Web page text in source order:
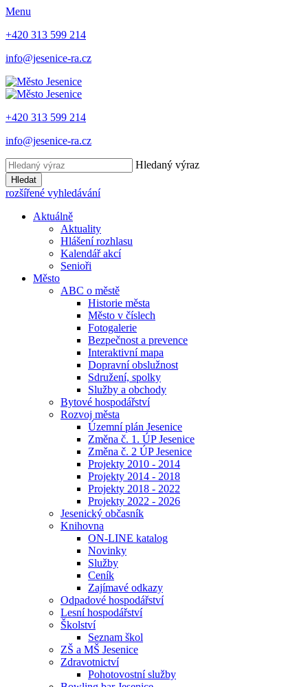
Menu
+420 313 599 214
info@jesenice-ra.cz
+420 313 599 214
info@jesenice-ra.cz
Hledaný výraz
Hledat
rozšířené vyhledávání
Aktuálně
Aktuality
Hlášení rozhlasu
Kalendář akcí
Senioři
Město
ABC o městě
Historie města
Město v číslech
Fotogalerie
Bezpečnost a prevence
Interaktivní mapa
Dopravní obslužnost
Sdružení, spolky
Služby a obchody
Bytové hospodářství
Rozvoj města
Územní plán Jesenice
Změna č. 1. ÚP Jesenice
Změna č. 2 ÚP Jesenice
Projekty 2010 - 2014
Projekty 2014 - 2018
Projekty 2018 - 2022
Projekty 2022 - 2026
Jesenický občasník
Knihovna
ON-LINE katalog
Novinky
Služby
Ceník
Zajímavé odkazy
Odpadové hospodářství
Lesní hospodářství
Školství
Seznam škol
ZŠ a MŠ Jesenice
Zdravotnictví
Pohotovostní služby